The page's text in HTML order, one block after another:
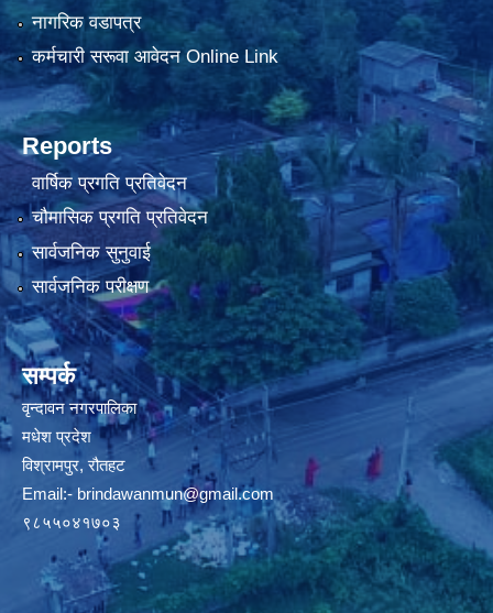
नागरिक वडापत्र
कर्मचारी सरूवा आवेदन Online Link
Reports
वार्षिक प्रगति प्रतिवेदन
चौमासिक प्रगति प्रतिवेदन
सार्वजनिक सुनुवाई
सार्वजनिक परीक्षण
सम्पर्क
वृन्दावन नगरपालिका
मधेश प्रदेश
विश्रामपुर, रौतहट
Email:- brindawanmun@gmail.com
९८५५०४१७०३